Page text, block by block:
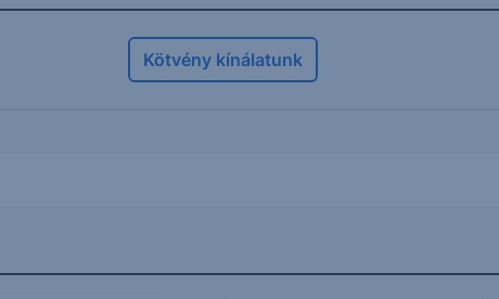
Kötvény kínálatunk